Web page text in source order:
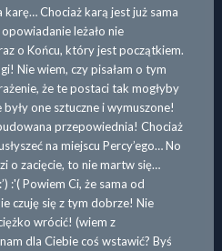
Chociaż karą jest już sama
leżało nie
o Końcu, który jest początkiem.
Nie wiem, czy pisałam o tym
że te postaci tak mogłyby
one sztuczne i wymuszone!
przepowiednia! Chociaż
na miejscu Percy’ego… No
o zacięcie, to nie martw się…
:'( Powiem Ci, że sama od
czuję się z tym dobrze! Nie
wrócić! (wiem z
dla Ciebie coś wstawić? Byś